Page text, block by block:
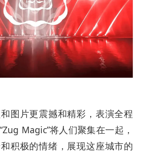
图片更震撼和精彩，表演全程
Magic”将人们聚集在一起，
积极的情绪，展现这座城市的